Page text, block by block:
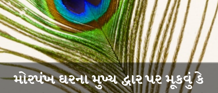
મોરપંખ ઘરના મુખ્ય દ્વાર પર મૂકવું કે